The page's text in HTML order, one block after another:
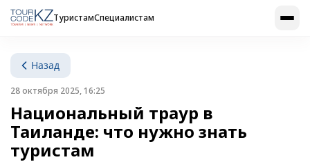
ТуристамСпециалистам
Назад
28 октября 2025, 16:25
Национальный траур в
Таиланде: что нужно знать
туристам